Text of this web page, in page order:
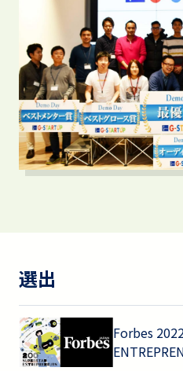
選出
Forbes